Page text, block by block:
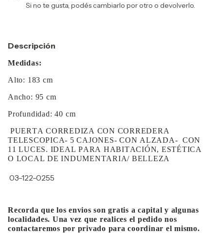
Si no te gusta, podés cambiarlo por otro o devolverlo.
Descripción
Medidas:
Alto: 183 cm
Ancho: 95 cm
Profundidad: 40 cm
PUERTA CORREDIZA CON CORREDERA
TELESCOPICA- 5 CAJONES- CON ALZADA- CON
11 LUCES. IDEAL PARA HABITACIÓN, ESTÉTICA
O LOCAL DE INDUMENTARIA/ BELLEZA
03-122-0255
Recorda que los envios son gratis a capital y algunas
localidades. Una vez que realices el pedido nos
contactaremos por privado para coordinar el mismo.